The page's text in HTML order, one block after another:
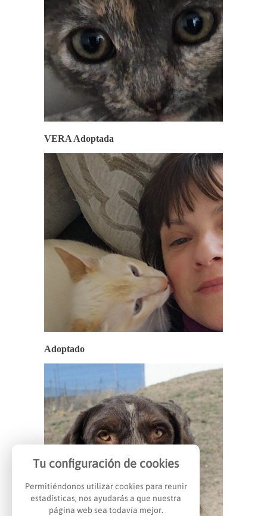
VERA Adoptada
Adoptado
Tu configuración de cookies
Permitiéndonos utilizar cookies para reunir
estadísticas, nos ayudarás a que nuestra
página web sea todavía mejor.